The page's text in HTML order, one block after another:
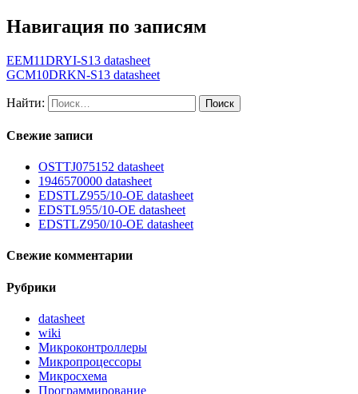
Навигация по записям
EEM11DRYI-S13 datasheet
GCM10DRKN-S13 datasheet
Найти:
Свежие записи
OSTTJ075152 datasheet
1946570000 datasheet
EDSTLZ955/10-OE datasheet
EDSTL955/10-OE datasheet
EDSTLZ950/10-OE datasheet
Свежие комментарии
Рубрики
datasheet
wiki
Микроконтроллеры
Микропроцессоры
Микросхема
Программирование